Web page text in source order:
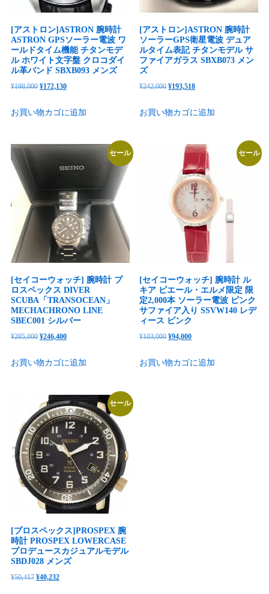
[アストロン]ASTRON 腕時計
ASTRON GPSソーラー電波 ワ
ールドタイム機能 チタンモデ
ル ホワイト文字盤 クロコダイ
ル革バンド SBXB093 メンズ
¥198,000 元
価
は
た。
¥172,130現
の
格
¥172,130
す。
お買い物カゴに追加
[アストロン]ASTRON 腕時計
ソーラーGPS衛星電波 デュア
ルタイム表記 チタンモデル サ
ファイアガラス SBXB073 メン
ズ
¥242,000 元
価
¥242,000
し
た。
¥193,518現
の
格
は
¥193,518
で
す。
お買い物カゴに追加
セール
[セイコーウォッチ] 腕時計 プ
ロスペックス DIVER
SCUBA「TRANSOCEAN」
MECHACHRONO LINE
SBEC001 シルバー
¥285,000 元
価
¥285,000
で
し
た。
¥246,400現
の
格
は
¥246,400
す。
お買い物カゴに追加
セール
[セイコーウォッチ] 腕時計 ル
キア ピエール・エルメ限定 限
定2,000本 ソーラー電波 ピンク
サファイア入り SSVW140 レデ
ィース ピンク
¥103,000 元
価
¥94,000現
の
お買い物カゴに追加
セール
[プロスペックス]PROSPEX 腕
時計 PROSPEX LOWERCASE
プロデュースカジュアルモデル
SBDJ028 メンズ
¥50,417 元
¥40,232現